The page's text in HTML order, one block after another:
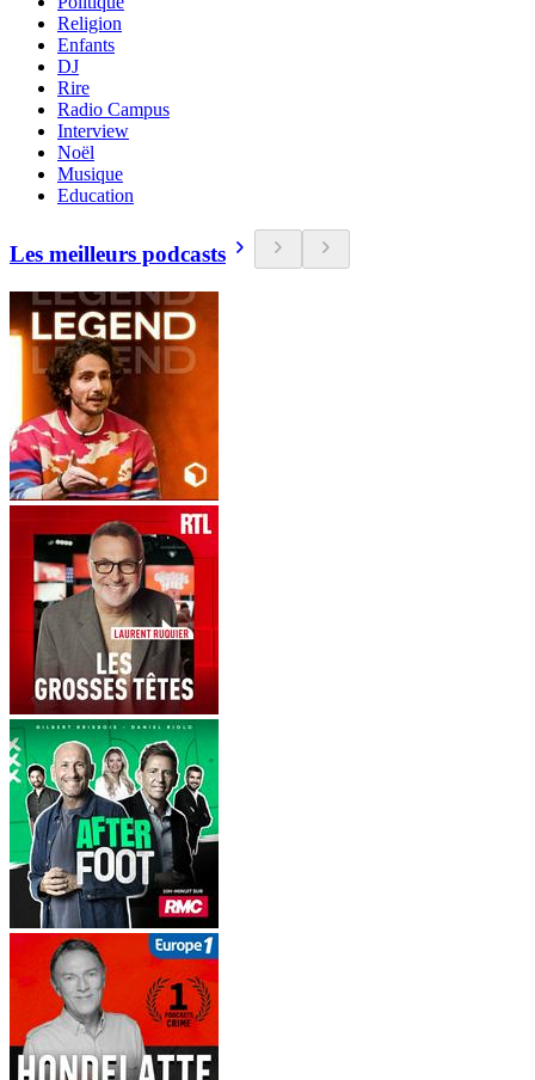
Religion
Enfants
DJ
Rire
Radio Campus
Interview
Noël
Musique
Education
Les meilleurs podcasts